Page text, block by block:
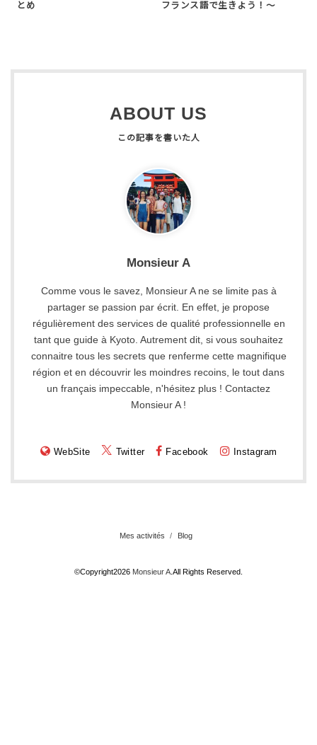
とめ
フランス語で生きよう！〜
ABOUT US
Monsieur A
Comme vous le savez, Monsieur A ne se limite pas à
partager se passion par écrit. En effet, je propose
régulièrement des services de qualité professionnelle en
tant que guide à Kyoto. Autrement dit, si vous souhaitez
connaitre tous les secrets que renferme cette magnifique
région et en découvrir les moindres recoins, le tout dans
un français impeccable, n'hésitez plus ! Contactez
Monsieur A !
WebSite Twitter Facebook Instagram
Mes activités Blog
©Copyright2026 Monsieur A.All Rights Reserved.